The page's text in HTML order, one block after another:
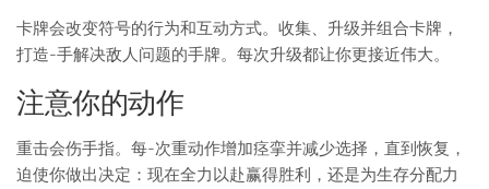
卡牌会改变符号的行为和互动方式。收集、升级并组合卡牌，
打造-手解决敌人问题的手牌。每次升级都让你更接近伟大。
注意你的动作
重击会伤手指。每-次重动作增加痉挛并减少选择，直到恢复，
迫使你做出决定：现在全力以赴赢得胜利，还是为生存分配力